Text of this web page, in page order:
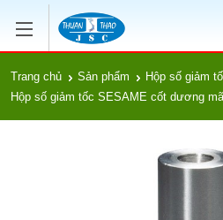
Trang chủ Sản phẩm
Hộp số giảm
Hộp số giảm tốc SESAME cốt dương